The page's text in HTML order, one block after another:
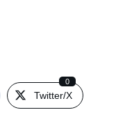
Twitter/X
0